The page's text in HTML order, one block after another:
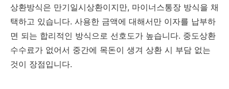
상환방식은 만기일시상환이지만, 마이너스통장 방식을 채
택하고 있습니다. 사용한 금액에 대해서만 이자를 납부하
면 되는 합리적인 방식으로 선호도가 높습니다. 중도상환
수수료가 없어서 중간에 목돈이 생겨 상환 시 부담 없는
것이 장점입니다.